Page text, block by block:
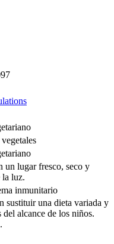
un lugar fresco, seco y
la luz.
inmunitario
sustituir una dieta variada y
alcance de los niños.